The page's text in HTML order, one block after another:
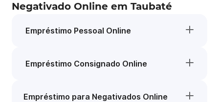
Negativado Online em Taubaté
Empréstimo Pessoal Online
Empréstimo Consignado Online
Empréstimo para Negativados Online